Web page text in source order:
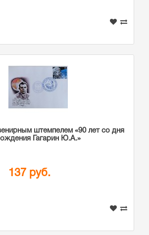
штемпелем «90 лет со дня
Гагарин Ю.А.»
137 руб.